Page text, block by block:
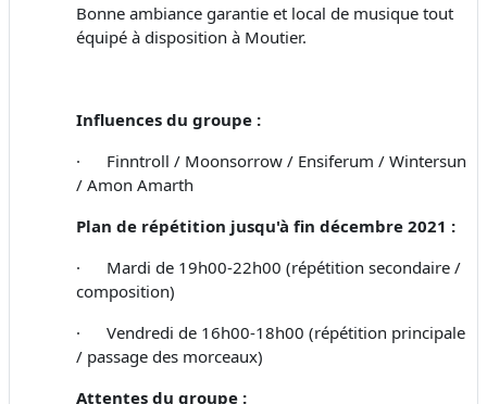
Bonne ambiance garantie et local de musique tout
équipé à disposition à Moutier.
Influences du groupe :
·
Finntroll / Moonsorrow / Ensiferum / Wintersun
/ Amon Amarth
Plan de répétition jusqu'à fin décembre 2021 :
· Mardi de 19h00-22h00 (répétition secondaire /
composition)
· Vendredi de 16h00-18h00 (répétition principale
/ passage des morceaux)
Attentes du groupe :